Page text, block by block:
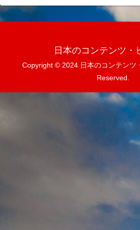
日本のコンテンツ・
Copyright © 2024 日本のコンテンツ
Reserved.